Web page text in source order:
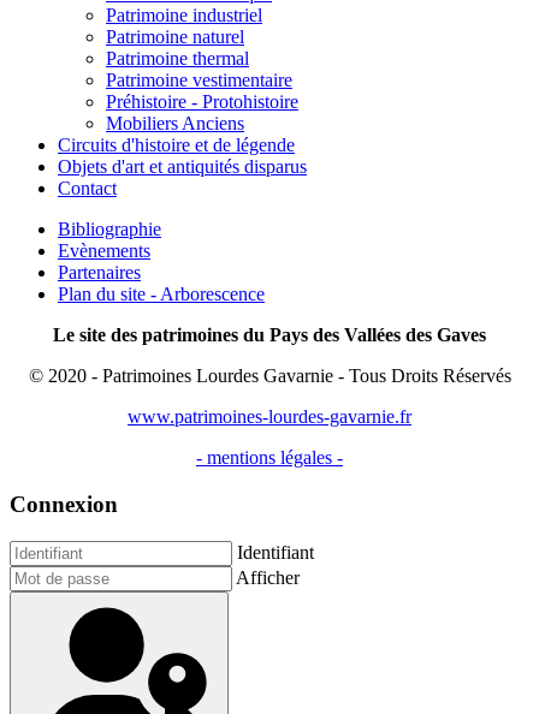
Patrimoine industriel
Patrimoine naturel
Patrimoine thermal
Patrimoine vestimentaire
Préhistoire - Protohistoire
Mobiliers Anciens
Circuits d'histoire et de légende
Objets d'art et antiquités disparus
Contact
Bibliographie
Evènements
Partenaires
Plan du site - Arborescence
Le site des patrimoines du Pays des Vallées des Gaves
© 2020 - Patrimoines Lourdes Gavarnie - Tous Droits Réservés
www.patrimoines-lourdes-gavarnie.fr
- mentions légales -
Connexion
Identifiant
Afficher